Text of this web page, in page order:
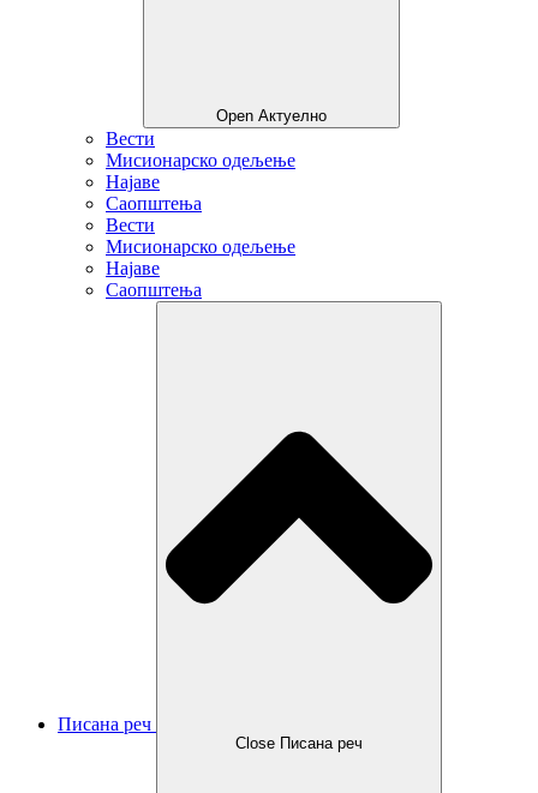
Open Актуелно
Вести
Мисионарско одељење
Најаве
Саопштења
Вести
Мисионарско одељење
Најаве
Саопштења
Писана реч
Close Писана реч